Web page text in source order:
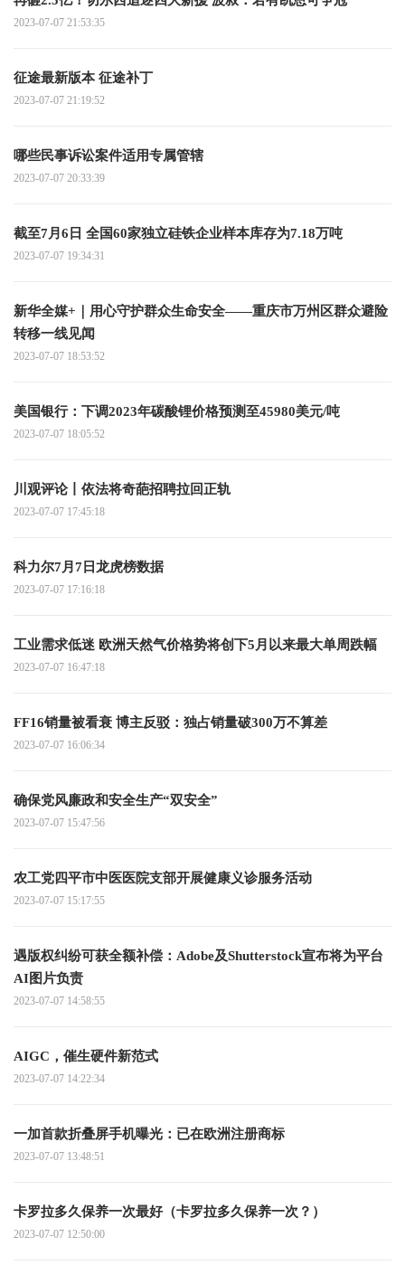
2023-07-07 21:53:35
征途最新版本 征途补丁
2023-07-07 21:19:52
哪些民事诉讼案件适用专属管辖
2023-07-07 20:33:39
截至7月6日 全国60家独立硅铁企业样本库存为7.18万吨
2023-07-07 19:34:31
新华全媒+｜用心守护群众生命安全——重庆市万州区群众避险
转移一线见闻
2023-07-07 18:53:52
美国银行：下调2023年碳酸锂价格预测至45980美元/吨
2023-07-07 18:05:52
川观评论丨依法将奇葩招聘拉回正轨
2023-07-07 17:45:18
科力尔7月7日龙虎榜数据
2023-07-07 17:16:18
工业需求低迷 欧洲天然气价格势将创下5月以来最大单周跌幅
2023-07-07 16:47:18
FF16销量被看衰 博主反驳：独占销量破300万不算差
2023-07-07 16:06:34
确保党风廉政和安全生产“双安全”
2023-07-07 15:47:56
农工党四平市中医医院支部开展健康义诊服务活动
2023-07-07 15:17:55
遇版权纠纷可获全额补偿：Adobe及Shutterstock宣布将为平台
AI图片负责
2023-07-07 14:58:55
AIGC，催生硬件新范式
2023-07-07 14:22:34
一加首款折叠屏手机曝光：已在欧洲注册商标
2023-07-07 13:48:51
卡罗拉多久保养一次最好（卡罗拉多久保养一次？）
2023-07-07 12:50:00